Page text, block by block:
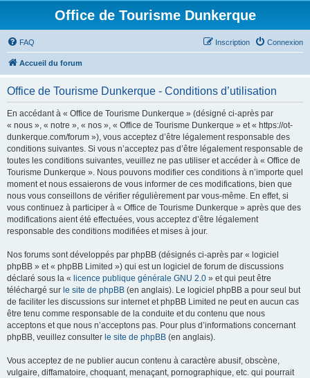
Office de Tourisme Dunkerque
FAQ Connexion
Inscription
Accueil du forum
Office de Tourisme Dunkerque - Conditions d’utilisation
En accédant à « Office de Tourisme Dunkerque » (désigné ci-après par
« nous », « notre », « nos », « Office de Tourisme Dunkerque » et « https://ot-
dunkerque.com/forum »), vous acceptez d’être légalement responsable des
conditions suivantes. Si vous n’acceptez pas d’être légalement responsable de
toutes les conditions suivantes, veuillez ne pas utiliser et accéder à « Office de
Tourisme Dunkerque ». Nous pouvons modifier ces conditions à n’importe quel
moment et nous essaierons de vous informer de ces modifications, bien que
nous vous conseillons de vérifier régulièrement par vous-même. En effet, si
vous continuez à participer à « Office de Tourisme Dunkerque » après que des
modifications aient été effectuées, vous acceptez d’être légalement
responsable des conditions modifiées et mises à jour.
Nos forums sont développés par phpBB (désignés ci-après par « logiciel
phpBB » et « phpBB Limited ») qui est un logiciel de forum de discussions
déclaré sous la « licence publique générale GNU 2.0 » et qui peut être
téléchargé sur le site de phpBB (en anglais). Le logiciel phpBB a pour seul but
de faciliter les discussions sur internet et phpBB Limited ne peut en aucun cas
être tenu comme responsable de la conduite et du contenu que nous
acceptons et que nous n’acceptons pas. Pour plus d’informations concernant
phpBB, veuillez consulter le site de phpBB (en anglais).
Vous acceptez de ne publier aucun contenu à caractère abusif, obscène,
vulgaire, diffamatoire, choquant, menaçant, pornographique, etc. qui pourrait